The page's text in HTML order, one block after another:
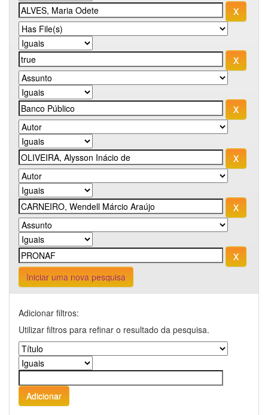
Iniciar uma nova pesquisa
Adicionar filtros:
Utilizar filtros para refinar o resultado da pesquisa.